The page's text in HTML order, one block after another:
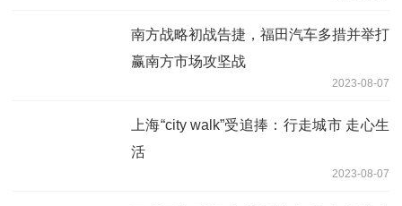
南方战略初战告捷，福田汽车多措并举打
赢南方市场攻坚战
2023-08-07
上海“city walk”受追捧：行走城市 走心生
活
2023-08-07